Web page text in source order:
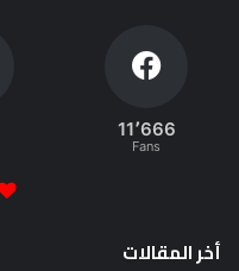
11٬666
Fans
أخر المقالات